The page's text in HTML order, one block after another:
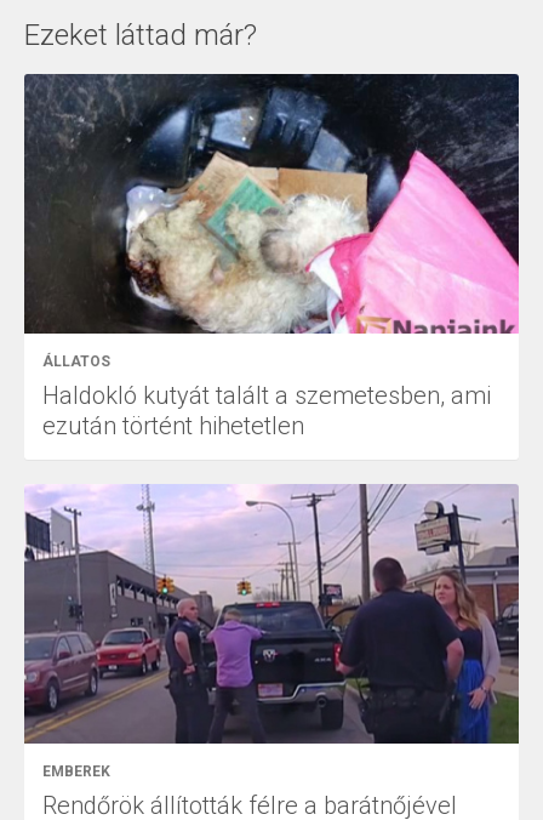
Ezeket láttad már?
ÁLLATOS
Haldokló kutyát talált a szemetesben, ami
ezután történt hihetetlen
EMBEREK
Rendőrök állították félre a barátnőjével